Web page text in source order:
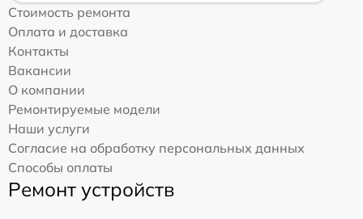
Стоимость ремонта
Оплата и доставка
Контакты
Вакансии
О компании
Ремонтируемые модели
Наши услуги
Согласие на обработку персональных данных
Способы оплаты
Ремонт устройств